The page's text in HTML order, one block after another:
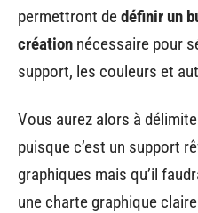
permettront dedéfinir un
création nécessaire pour
support, les couleurs et
Vous aurez alors à
puisque c’est un support
graphiques mais qu’il
une charte graphique